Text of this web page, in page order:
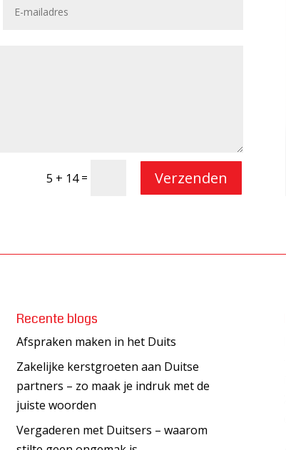
5 + 14= Verzenden
Recente blogs
Afspraken maken in het Duits
Zakelijke kerstgroeten aan Duitse
partners – zo maak je indruk met de
juiste woorden
Vergaderen met Duitsers – waarom